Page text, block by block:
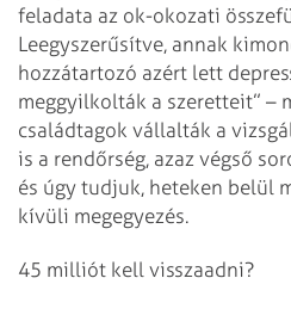
feladata az ok-okozati
Leegyszerűsítve, annak
hozzátartozó azért lett
meggyilkolták a szeretteit” –
családtagok vállalták a
is a rendőrség, azaz végső
és úgy tudjuk, heteken belül
kívüli megegyezés.
45 milliót kell visszaadni?